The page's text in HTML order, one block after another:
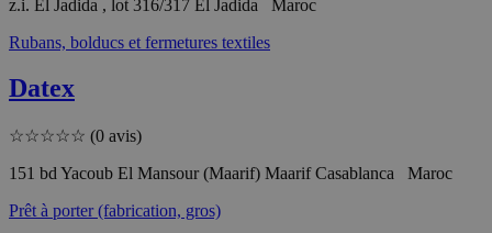
z.i. El Jadida , lot 316/317 El Jadida Maroc
Rubans, bolducs et fermetures textiles
Datex
☆☆☆☆☆ (0 avis)
151 bd Yacoub El Mansour (Maarif) Maarif Casablanca Maroc
Prêt à porter (fabrication, gros)